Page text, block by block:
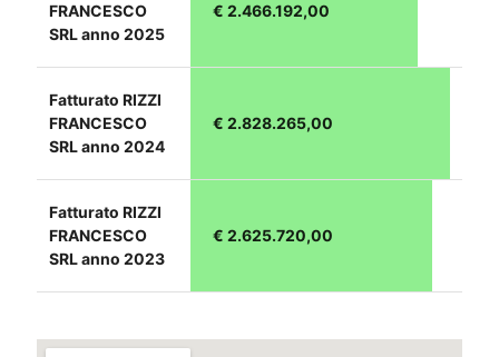
FRANCESCO
SRL anno 2025
€ 2.466.192,00
Fatturato RIZZI
FRANCESCO
SRL anno 2024
€ 2.828.265,00
Fatturato RIZZI
FRANCESCO
SRL anno 2023
€ 2.625.720,00